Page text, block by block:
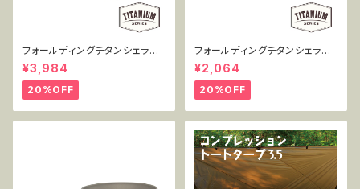
フォールディングチタンシェラカ
ップ 300+450mlセット MT-F
SC2PC
¥3,984
20%OFF
フォールディングチタンシェラカ
ップ 300ml単品 MT-FSC300
¥2,064
20%OFF